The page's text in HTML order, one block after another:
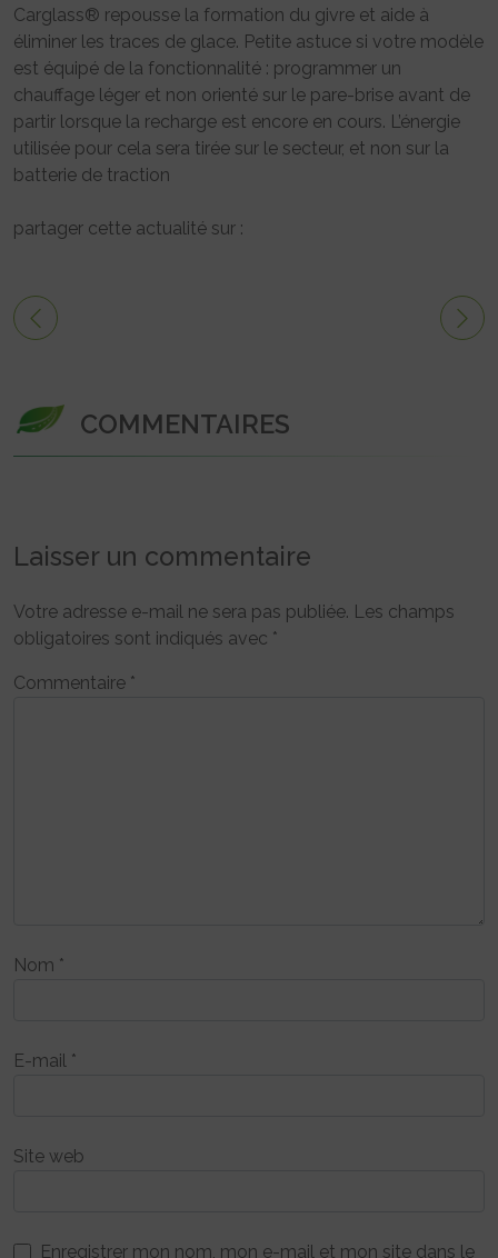
Carglass® repousse la formation du givre et aide à
éliminer les traces de glace. Petite astuce si votre modèle
est équipé de la fonctionnalité : programmer un
chauffage léger et non orienté sur le pare-brise avant de
partir lorsque la recharge est encore en cours. L’énergie
utilisée pour cela sera tirée sur le secteur, et non sur la
batterie de traction
partager cette actualité sur :
COMMENTAIRES
Laisser un commentaire
Votre adresse e-mail ne sera pas publiée. Les champs
obligatoires sont indiqués avec *
Commentaire *
Nom *
E-mail *
Site web
Enregistrer mon nom, mon e-mail et mon site dans le